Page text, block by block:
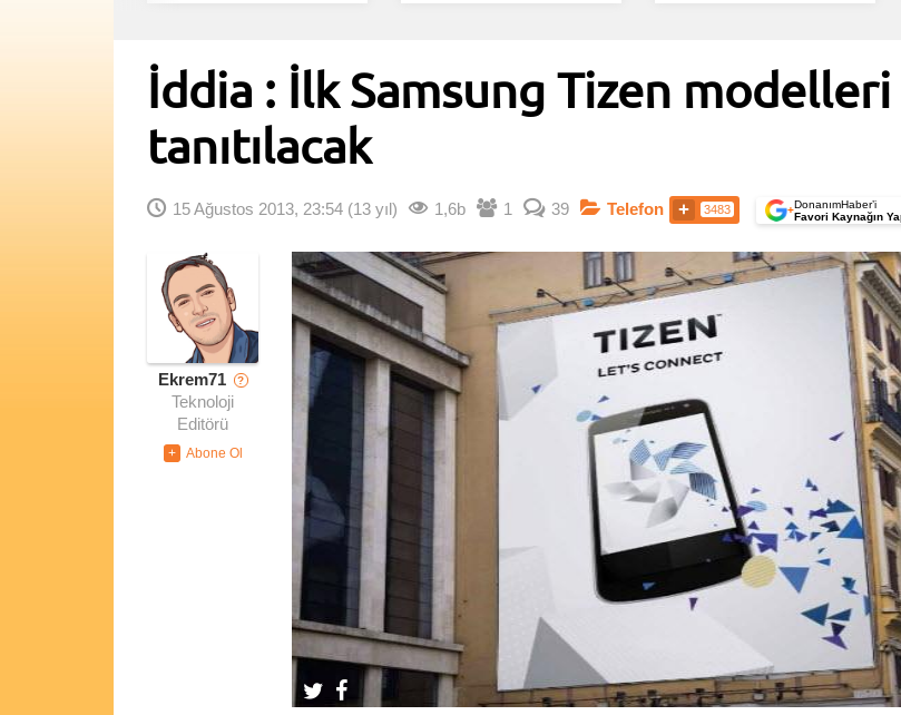
İddia : İlk Samsung Tizen modelleri
tanıtılacak
15 Ağustos 2013, 23:54 (13 yıl) 1,6b 1 39 Telefon 3483 +DonanımHaber’i
Favori Kaynağın
Ekrem71 ?
Teknoloji
Editörü